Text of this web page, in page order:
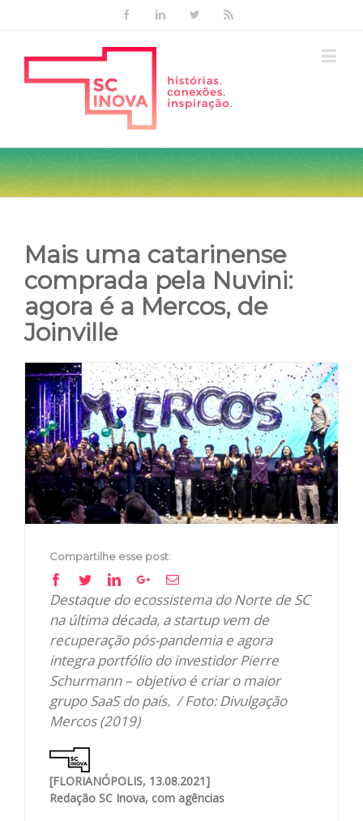
FacebookLinkedinTwitter
Mais uma catarinense
comprada pela Nuvini:
agora é a Mercos, de
Joinville
View
Larger
Image
Compartilhe esse post:
Facebook
TwitterLinkedinGoogle+Email
Destaque do ecossistema do Norte de SC
na última década, a startup vem de
recuperação pós-pandemia e agora
integra portfólio do investidor Pierre
Schurmann – objetivo é criar o maior
grupo SaaS do país. / Foto: Divulgação
Mercos (2019)
[FLORIANÓPOLIS, 13.08.2021]
Redação SC Inova, com agências